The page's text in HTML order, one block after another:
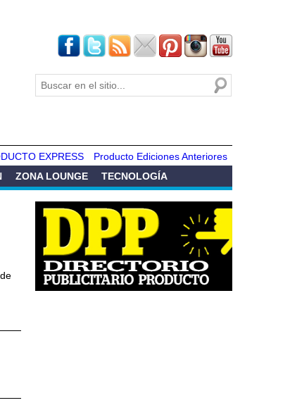
búsqueda
Buscar
Producto Ediciones Anteriores
EXPRESS
ZONA LOUNGE
TECNOLOGÍA